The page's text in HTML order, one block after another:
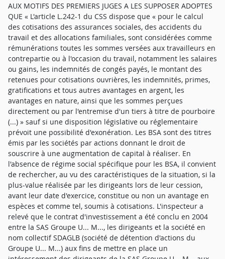
AUX MOTIFS DES PREMIERS JUGES A LES SUPPOSER ADOPTES
QUE « L'article L.242-1 du CSS dispose que « pour le calcul
des cotisations des assurances sociales, des accidents du
travail et des allocations familiales, sont considérées comme
rémunérations toutes les sommes versées aux travailleurs en
contrepartie ou à l'occasion du travail, notamment les salaires
ou gains, les indemnités de congés payés, le montant des
retenues pour cotisations ouvrières, les indemnités, primes,
gratifications et tous autres avantages en argent, les
avantages en nature, ainsi que les sommes perçues
directement ou par l'entremise d'un tiers à titre de pourboire
(...) » sauf si une disposition législative ou réglementaire
prévoit une possibilité d'exonération. Les BSA sont des titres
émis par les sociétés par actions donnant le droit de
souscrire à une augmentation de capital à réaliser. En
l'absence de régime social spécifique pour les BSA, il convient
de rechercher, au vu des caractéristiques de la situation, si la
plus-value réalisée par les dirigeants lors de leur cession,
avant leur date d'exercice, constitue ou non un avantage en
espèces et comme tel, soumis à cotisations. L'inspecteur a
relevé que le contrat d'investissement a été conclu en 2004
entre la SAS Groupe U... M..., les dirigeants et la société en
nom collectif SDAGLB (société de détention d'actions du
Groupe U... M...) aux fins de mettre en place un